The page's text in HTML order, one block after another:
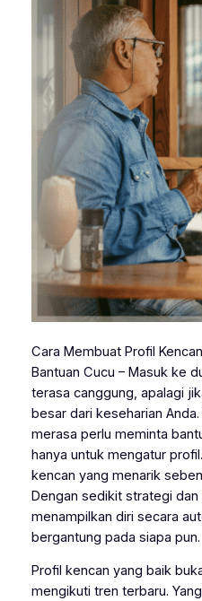
Cara Membuat Profil
Bantuan Cucu – Masuk ke
terasa canggung, apalagi
besar dari keseharian
merasa perlu meminta
hanya untuk mengatur
kencan yang menarik
Dengan sedikit strategi dan
menampilkan diri secara
bergantung pada siapa pun.
Profil kencan yang baik
mengikuti tren terbaru.